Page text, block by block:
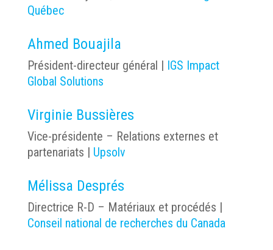
Québec
Ahmed Bouajila
Président-directeur général | IGS Impact
Global Solutions
Virginie Bussières
Vice-présidente – Relations externes et
partenariats | Upsolv
Mélissa Després
Directrice R-D – Matériaux et procédés |
Conseil national de recherches du Canada